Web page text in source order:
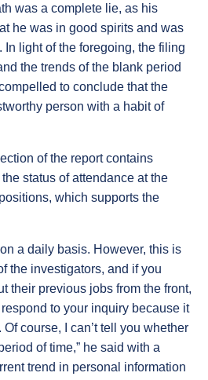
was a complete lie, as his
he was in good spirits and was
light of the foregoing, the filing
the trends of the blank period
to conclude that the
person with a habit of
of the report contains
status of attendance at the
which supports the
a daily basis. However, this is
the investigators, and if you
their previous jobs from the front,
respond to your inquiry because it
course, I can’t tell you whether
of time,” he said with a
trend in personal information